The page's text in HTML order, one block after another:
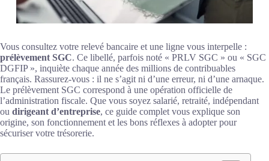
Vous consultez votre relevé bancaire et une ligne vous interpelle :
prélèvement SGC. Ce libellé, parfois noté « PRLV SGC » ou « SGC
DGFIP », inquiète chaque année des millions de contribuables
français. Rassurez-vous : il ne s’agit ni d’une erreur, ni d’une arnaque.
Le prélèvement SGC correspond à une opération officielle de
l’administration fiscale. Que vous soyez salarié, retraité, indépendant
ou dirigeant d’entreprise, ce guide complet vous explique son
origine, son fonctionnement et les bons réflexes à adopter pour
sécuriser votre trésorerie.